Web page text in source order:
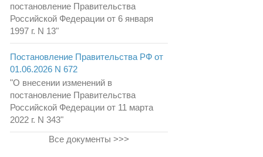
постановление Правительства
Российской Федерации от 6 января
1997 г. N 13"
Постановление Правительства РФ от
01.06.2026 N 672
"О внесении изменений в
постановление Правительства
Российской Федерации от 11 марта
2022 г. N 343"
Все документы >>>